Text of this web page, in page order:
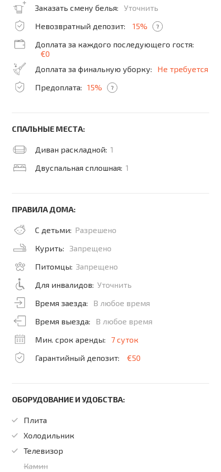
Заказать смену белья:
Уточнить
Невозвратный депозит:
15% ?
Доплата за каждого последующего гостя:
€0
Доплата за финальную уборку:
Не требуется
Предоплата:
15% ?
СПАЛЬНЫЕ МЕСТА:
Диван раскладной: 1
Двуспальная сплошная: 1
ПРАВИЛА ДОМА:
С детьми: Разрешено
Курить:
Запрещено
Питомцы: Запрещено
Для инвалидов: Уточнить
Время заезда:
В любое время
Время выезда:
В любое время
Мин. срок аренды:
7 суток
Гарантийный депозит:
€50
ОБОРУДОВАНИЕ И УДОБСТВА:
Плита
Холодильник
Телевизор
Камин